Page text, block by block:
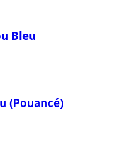
Bleu
(Pouancé)